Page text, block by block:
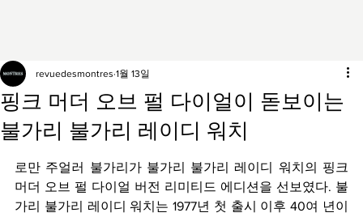
핑크 머더 오브 펄 다이얼이 돋보이는
불가리 불가리 레이디 워치
revuedesmontres 1월 13일
로만 주얼러 불가리가 불가리 불가리 레이디 워치의 핑크
머더 오브 펄 다이얼 버전 리미티드 에디션을 선보였다. 불
가리 불가리 레이디 워치는 1977년 첫 출시 이후 40여 년이